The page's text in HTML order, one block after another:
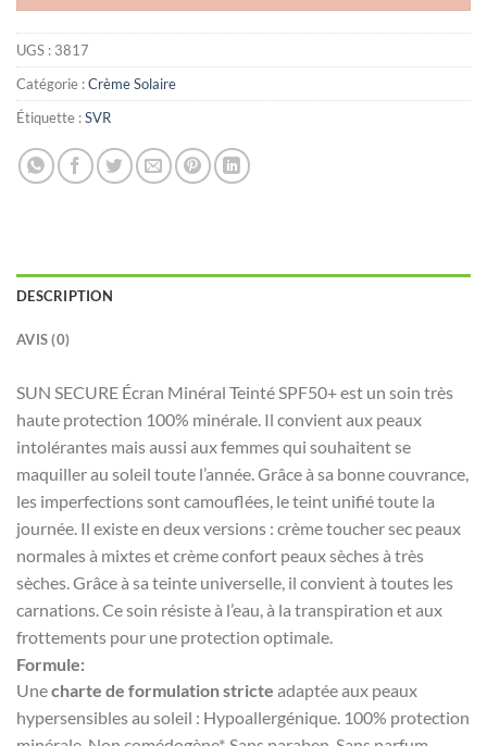
UGS : 3817
Catégorie :Crème Solaire
Étiquette :SVR
DESCRIPTION
AVIS (0)
SUN SECURE Écran Minéral Teinté SPF50+ est un soin très
haute protection 100% minérale. Il convient aux peaux
intolérantes mais aussi aux femmes qui souhaitent se
maquiller au soleil toute l’année. Grâce à sa bonne couvrance,
les imperfections sont camouflées, le teint unifié toute la
journée. Il existe en deux versions : crème toucher sec peaux
normales à mixtes et crème confort peaux sèches à très
sèches. Grâce à sa teinte universelle, il convient à toutes les
carnations. Ce soin résiste à l’eau, à la transpiration et aux
frottements pour une protection optimale.
Formule:
Unecharte de formulation stricte adaptée aux peaux
hypersensibles au soleil : Hypoallergénique. 100% protection